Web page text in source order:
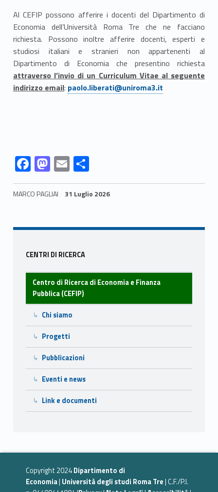
b
b
l
i
c
E
F
P
Al CEFIP possono afferire i docenti del Dipartimento di
Economia dell’Università Roma Tre che ne facciano
richiesta. Possono inoltre afferire docenti, esperti e
studiosi italiani e stranieri non appartenenti al
Dipartimento di Economia che presentino richiesta
attraverso l’invio di un Curriculum Vitae al seguente
indirizzo email: Link identifier #identifier__101310-3
paolo.liberati@uniroma3.it
Link identifier #identifier__5954-4 F
ac
e
o
k
Link identifier #identifier__126516-5 M
as
to
o
Link identifier #identifier__147567-6 E
m
ai
Link identifier #identifier__32106-7 C
o
n
vi
MARCO PAGLIAI 31 Luglio 2026
Sidebar
CENTRI DI RICERCA
Centro di Ricerca di Economia e Finanza
Pubblica (CEFIP)
Chi siamo
Progetti
Pubblicazioni
Eventi e news
Link e documenti
Copyright 2024Dipartimento di
Economia| Università degli studi Roma Tre| C.F./P.I.